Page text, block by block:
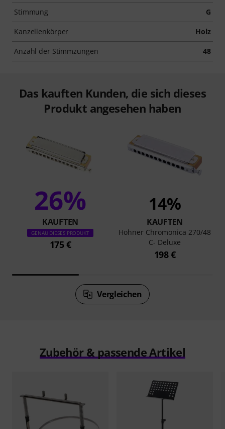
Stimmung G
Kanzellenkörper Holz
Anzahl der Stimmzungen 48
Das kauften Kunden, die sich dieses
Produkt angesehen haben
26%
KAUFTEN
GENAU DIESES PRODUKT
175 €
14%
KAUFTEN
Hohner Chromonica 270/48
C- Deluxe
198 €
Vergleichen
Zubehör & passende Artikel